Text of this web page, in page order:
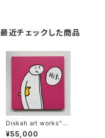
最近チェックした商品
Diskah art works"Hi
t3"
¥55,000